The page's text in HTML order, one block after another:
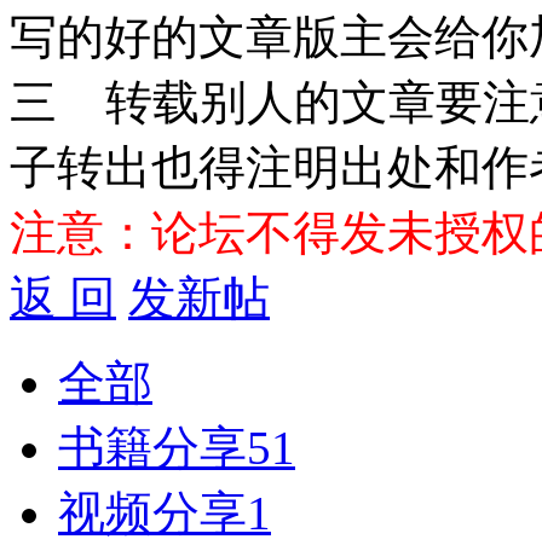
写的好的文章版主会给
三 转载别人的文章要注
子转出也得注明出处和作
注意：论坛不得发未授
返 回 发新帖
全部
书籍分享51
视频分享1